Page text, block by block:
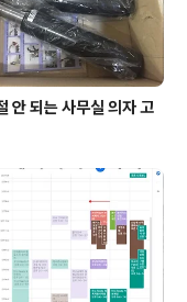
안 되는 사무실 의자 고